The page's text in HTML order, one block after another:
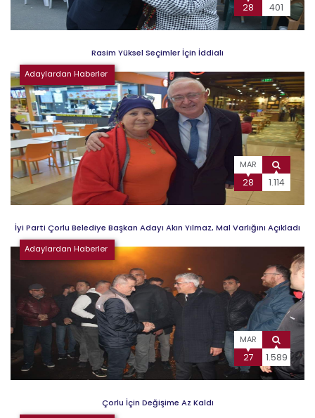
28 401
Rasim Yüksel Seçimler İçin İddialı
Adaylardan Haberler
MAR
28 1.114
İyi Parti Çorlu Belediye Başkan Adayı Akın Yılmaz, Mal Varlığını Açıkladı
Adaylardan Haberler
MAR
27 1.589
Çorlu İçin Değişime Az Kaldı